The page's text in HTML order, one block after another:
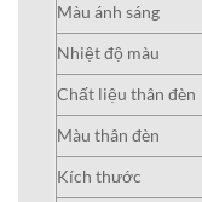
Màu ánh sáng
Nhiệt độ màu
Chất liệu thân đèn
Màu thân đèn
Kích thước